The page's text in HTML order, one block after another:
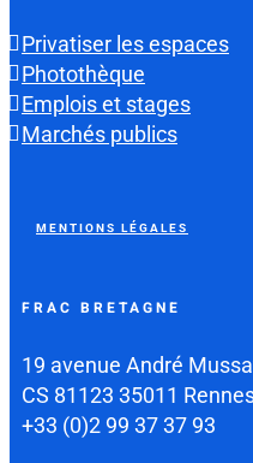
Privatiser les espaces
Photothèque
Emplois et stages
Marchés publics
MENTIONS LÉGALES
FRAC BRETAGNE
19 avenue André
CS 81123 35011
+33 (0)2 99 37 37 93